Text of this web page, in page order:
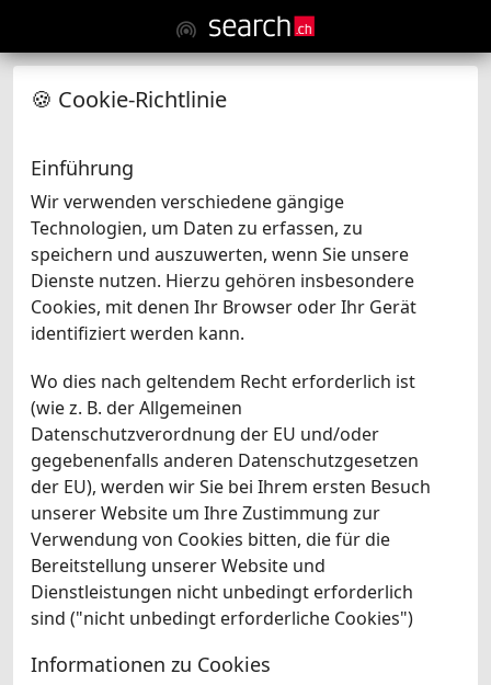
🍪 Cookie-Richtlinie
Einführung
Wir verwenden verschiedene gängige
Technologien, um Daten zu erfassen, zu
speichern und auszuwerten, wenn Sie unsere
Dienste nutzen. Hierzu gehören insbesondere
Cookies, mit denen Ihr Browser oder Ihr Gerät
identifiziert werden kann.
Wo dies nach geltendem Recht erforderlich ist
(wie z. B. der Allgemeinen
Datenschutzverordnung der EU und/oder
gegebenenfalls anderen Datenschutzgesetzen
der EU), werden wir Sie bei Ihrem ersten Besuch
unserer Website um Ihre Zustimmung zur
Verwendung von Cookies bitten, die für die
Bereitstellung unserer Website und
Dienstleistungen nicht unbedingt erforderlich
sind ("nicht unbedingt erforderliche Cookies")
Informationen zu Cookies